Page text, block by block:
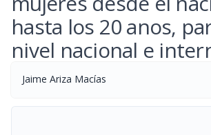
hasta los 20 anos,
nivel nacional e
Jaime Ariza Macías